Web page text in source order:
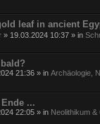
leaf in ancient
» 19.03.2024 10:37 » in
21:36 » in Archäologie,
...
22:05 » in Neolithikum &